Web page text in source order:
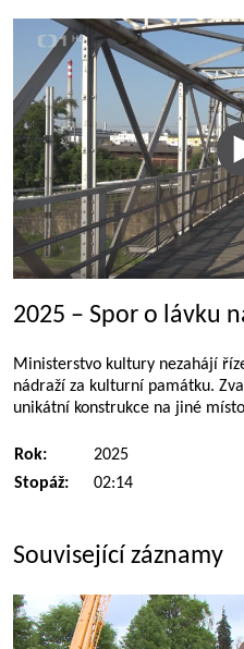
2025 – Spor o lávku
Ministerstvo kultury nezahájí
nádraží za kulturní památku.
unikátní konstrukce na jiné
Rok:
2025
Stopáž:
02:14
Související záznamy